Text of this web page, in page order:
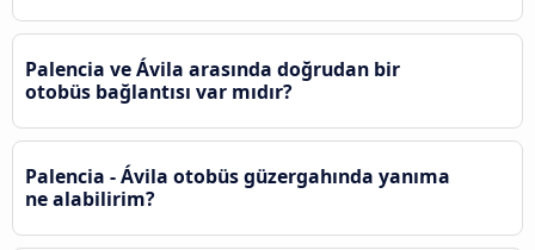
Palencia ve Ávila‎ arasında doğrudan bir
otobüs bağlantısı var mıdır?
Palencia - Ávila‎ otobüs güzergahında yanıma
ne alabilirim?